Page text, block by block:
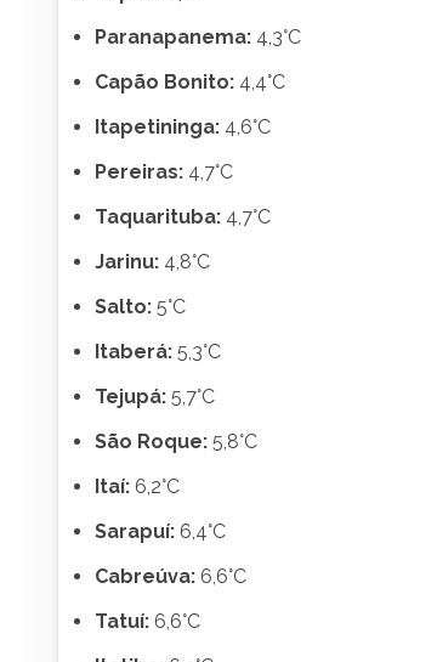
Paranapanema: 4,3°C
Capão Bonito: 4,4°C
Itapetininga: 4,6°C
Pereiras: 4,7°C
Taquarituba: 4,7°C
Jarinu: 4,8°C
Salto: 5°C
Itaberá: 5,3°C
Tejupá: 5,7°C
São Roque: 5,8°C
Itaí: 6,2°C
Sarapuí: 6,4°C
Cabreúva: 6,6°C
Tatuí: 6,6°C